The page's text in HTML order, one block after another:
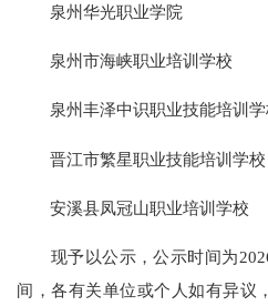
泉州华光职业学院
泉州市海峡职业培训学校
泉州丰泽中识职业技能培训学
晋江市繁星职业技能培训学校
安溪县凤冠山职业培训学校
现予以公示，公示时间为
间，各有关单位或个人如有异议